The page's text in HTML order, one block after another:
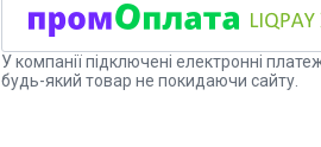
У компанії підключені електронні
будь-який товар не покидаючи сайту.